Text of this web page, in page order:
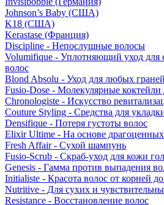
Johnson’s Baby (США)
K18 (США)
Kerastase (Франция)
Discipline - Непослушные волосы
Volumifique - Уплотняющий уход для
волос
Blond Absolu - Уход для любых
Fusio-Dose - Молекулярные коктейли
Chronologiste - Искусство
Couture Styling - Средства для
Densifique - Потеря густоты волос
Elixir Ultime - На основе
Fresh Affair - Сухой шампунь
Fusio-Scrub - Скраб-уход для кожи
Genesis - Гамма против выпадения
Initialiste - Красота волос от корней
Nutritive - Для сухих и
Resistance - Восстановление волос